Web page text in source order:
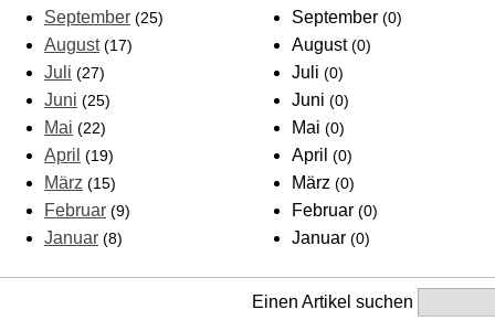
September (25)
August (17)
Juli (27)
Juni (25)
Mai (22)
April (19)
März (15)
Februar (9)
Januar (8)
September(0)
August(0)
Juli(0)
Juni(0)
Mai(0)
April(0)
März(0)
Februar(0)
Januar(0)
Einen Artikel suchen